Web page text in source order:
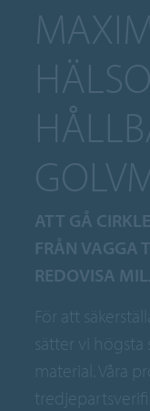
ATT GÅ
FRÅN VAGGA
REDOVISA
För att
sätter vi
material. Våra